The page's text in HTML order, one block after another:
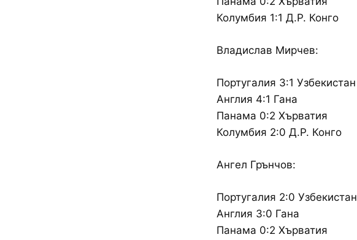
Колумбия 1:1 Д.Р. Конго
Владислав Мирчев:
Португалия 3:1 Узбекистан
Англия 4:1 Гана
Панама 0:2 Хърватия
Колумбия 2:0 Д.Р. Конго
Ангел Грънчов:
Португалия 2:0 Узбекистан
Англия 3:0 Гана
Панама 0:2 Хърватия